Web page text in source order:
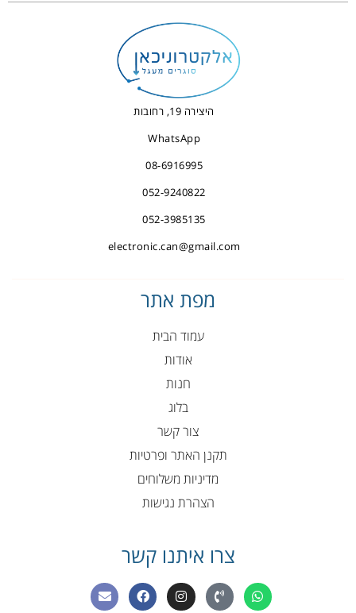
היצירה 19, רחובות
WhatsApp
08-6916995
052-9240822
052-3985135
electronic.can@gmail.com
מפת אתר
עמוד הבית
אודות
חנות
בלוג
צור קשר
תקנן האתר ופרטיות
מדיניות משלוחים
הצהרת נגישות
צרו איתנו קשר
W
h
P
h
I
n
F
a
E
n